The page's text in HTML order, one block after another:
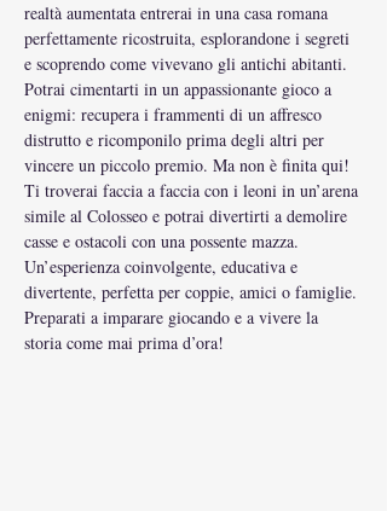
realtà aumentata entrerai in una casa romana
perfettamente ricostruita, esplorandone i segreti
e scoprendo come vivevano gli antichi abitanti.
Potrai cimentarti in un appassionante gioco a
enigmi: recupera i frammenti di un affresco
distrutto e ricomponilo prima degli altri per
vincere un piccolo premio. Ma non è finita qui!
Ti troverai faccia a faccia con i leoni in un’arena
simile al Colosseo e potrai divertirti a demolire
casse e ostacoli con una possente mazza.
Un’esperienza coinvolgente, educativa e
divertente, perfetta per coppie, amici o famiglie.
Preparati a imparare giocando e a vivere la
storia come mai prima d’ora!